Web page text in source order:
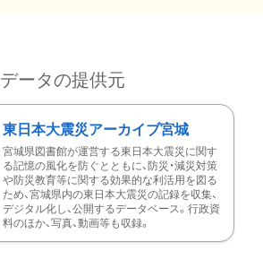
データの提供元
東日本大震災アーカイブ宮城
宮城県図書館が運営する東日本大震災に関す
る記憶の風化を防ぐとともに、防災・減災対策
や防災教育等に関する効果的な利活用を図る
ため、宮城県内の東日本大震災の記録を収集、
デジタル化し、公開するデータベース。行政資
料のほか、写真、動画等も収録。